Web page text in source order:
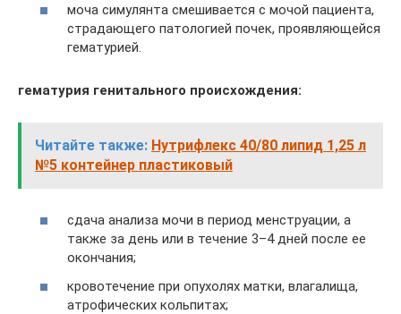
моча симулянта смешивается с мочой пациента,
страдающего патологией почек, проявляющейся
гематурией.
гематурия генитального происхождения:
Читайте также: Нутрифлекс 40/80 липид 1,25 л
№5 контейнер пластиковый
сдача анализа мочи в период менструации, а
также за день или в течение 3–4 дней после ее
окончания;
кровотечение при опухолях матки, влагалища,
атрофических кольпитах;